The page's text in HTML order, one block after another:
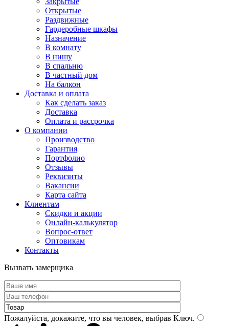
Открытые
Раздвижные
Гардеробные шкафы
Назначение
В комнату
В нишу
В спальню
В частный дом
На балкон
Доставка и оплата
Как сделать заказ
Доставка
Оплата и рассрочка
О компании
Производство
Гарантия
Портфолио
Отзывы
Реквизиты
Вакансии
Карта сайта
Клиентам
Скидки и акции
Онлайн-калькулятор
Вопрос-ответ
Оптовикам
Контакты
Вызвать замерщика
Пожалуйста, докажите, что вы человек, выбрав Ключ.